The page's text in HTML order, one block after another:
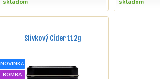
skladom skladom
Slivkový Cíder 112g
NOVINKA
BOMBA